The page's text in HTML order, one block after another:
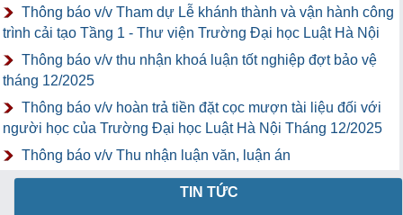
Thông báo v/v Tham dự Lễ khánh thành và vận hành công
trình cải tạo Tầng 1 - Thư viện Trường Đại học Luật Hà Nội
Thông báo v/v thu nhận khoá luận tốt nghiệp đợt bảo vệ
tháng 12/2025
Thông báo v/v hoàn trả tiền đặt cọc mượn tài liệu đối với
người học của Trường Đại học Luật Hà Nội Tháng 12/2025
Thông báo v/v Thu nhận luận văn, luận án
TIN TỨC